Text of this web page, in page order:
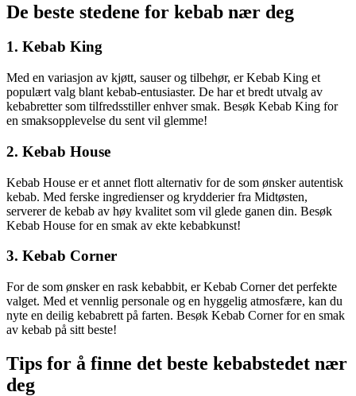
De beste stedene for kebab nær deg
1. Kebab King
Med en variasjon av kjøtt, sauser og tilbehør, er Kebab King et
populært valg blant kebab-entusiaster. De har et bredt utvalg av
kebabretter som tilfredsstiller enhver smak. Besøk Kebab King for
en smaksopplevelse du sent vil glemme!
2. Kebab House
Kebab House er et annet flott alternativ for de som ønsker autentisk
kebab. Med ferske ingredienser og krydderier fra Midtøsten,
serverer de kebab av høy kvalitet som vil glede ganen din. Besøk
Kebab House for en smak av ekte kebabkunst!
3. Kebab Corner
For de som ønsker en rask kebabbit, er Kebab Corner det perfekte
valget. Med et vennlig personale og en hyggelig atmosfære, kan du
nyte en deilig kebabrett på farten. Besøk Kebab Corner for en smak
av kebab på sitt beste!
Tips for å finne det beste kebabstedet nær
deg